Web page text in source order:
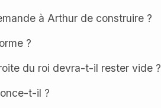
à Arthur de construire ?
?
du roi devra-t-il rester vide ?
t-il ?